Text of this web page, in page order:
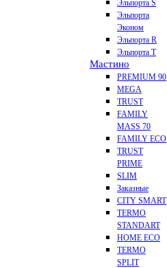
Эльпорта S
Эльпорта
Эконом
Эльпорта R
Эльпорта Т
Мастино
PREMIUM 90
MEGA
TRUST
FAMILY
MASS 70
FAMILY ECO
TRUST
PRIME
SLIM
Заказные
CITY SMART
TERMO
STANDART
HOME ECO
ТЕRМО
SPLIT